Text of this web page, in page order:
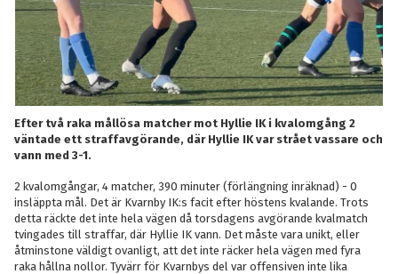
Efter två raka mållösa matcher mot Hyllie IK i kvalomgång 2
väntade ett straffavgörande, där Hyllie IK var strået vassare och
vann med 3-1.
2 kvalomgångar, 4 matcher, 390 minuter (förlängning inräknad) - 0
insläppta mål. Det är Kvarnby IK:s facit efter höstens kvalande. Trots
detta räckte det inte hela vägen då torsdagens avgörande kvalmatch
tvingades till straffar, där Hyllie IK vann. Det måste vara unikt, eller
åtminstone väldigt ovanligt, att det inte räcker hela vägen med fyra
raka hållna nollor. Tyvärr för Kvarnbys del var offensiven inte lika